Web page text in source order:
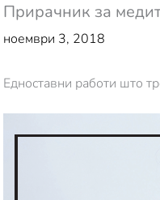
Прирачник за
ноември 3, 2018
Едноставни работи што